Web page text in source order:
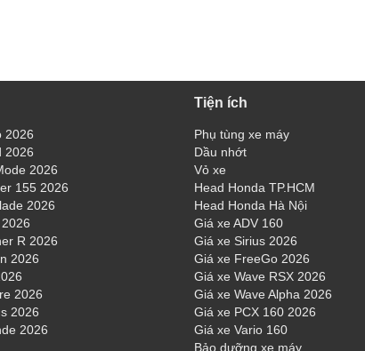
2026
2026
2026
155 2026
2026
R 2026
2026
2026
2026
2026
Tiện ích
Phụ tùng xe máy
Dầu nhớt
Vỏ xe
Head Honda TP.HCM
Head Honda Hà Nội
Giá xe ADV 160
Giá xe Sirius 2026
Giá xe FreeGo 2026
Giá xe Wave RSX 2026
Giá xe Wave Alpha 2026
Giá xe PCX 160 2026
Giá xe Vario 160
Bảo dưỡng xe máy